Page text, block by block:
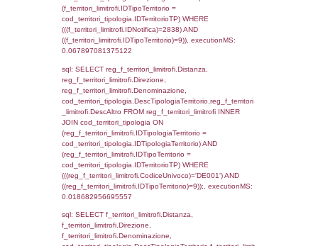
rofi.DescAltro FROM f_territori_limitrofi
cod_territori_tipologia ON
(f_territori_limitrofi.IDTipologiaTerritorio =
cod_territori_tipologia.IDTipologiaTerritorio)
(f_territori_limitrofi.IDTipoTerritorio =
cod_territori_tipologia.IDTerritorioTP)
(((f_territori_limitrofi.IDNotifica)=2838) AND
((f_territori_limitrofi.IDTipoTerritorio)=4)),
0.071855068206787
sql: SELECT
reg_f_territori_limitrofi.Direzione,
_limitrofi.DescAltro FROM